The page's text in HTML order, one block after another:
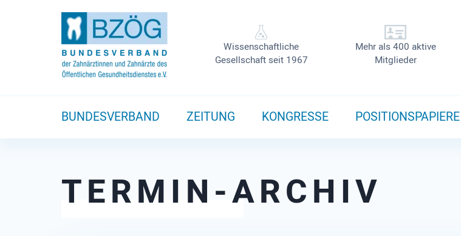
Wissenschaftliche
Gesellschaft seit 1967
Mehr als 400 aktive
Mitglieder
BUNDESVERBAND ZEITUNG KONGRESSE POSITIONSPAPIERE
TERMIN-ARCHIV